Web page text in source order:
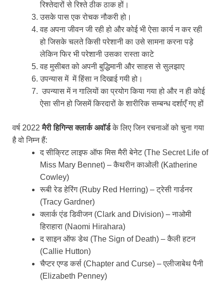
रिश्तेदारों से रिश्ते ठीक ठाक हों।
उसके पास एक रोचक नौकरी हो।
वह अपना जीवन जी रही हो और कोई भी ऐसा कार्य न कर रही
हो जिसके चलते किसी परेशानी का उसे सामना करना पड़े
लेकिन फिर भी परेशानी उसका रास्ता काटे
वह मुसीबत को अपनी बुद्धिमानी और साहस से सुलझाए
उपन्यास में में हिंसा न दिखाई गयी हो।
उपन्यास में न गालियों का प्रयोग किया गया हो और न ही कोई
ऐसा सीन हो जिसमें किरदारों के शारीरिक सम्बन्ध दर्शाएँ गए हों
वर्ष 2022मैरी हिगिन्स क्लार्क अवॉर्डके लिए जिन रचनाओं को चुना गया
है वो निम्न हैं:
द सीक्रिट लाइफ ऑफ मिस मैरी बेनेट (The Secret Life of
Miss Mary Bennet) – कैथरीन काओली (Katherine
Cowley)
रूबी रेड हेरिंग (Ruby Red Herring) – ट्रेसी गार्डनर
(Tracy Gardner)
क्लार्क एंड डिवीजन (Clark and Division) – नाओमी
हिराहारा (Naomi Hirahara)
द साइन ऑफ डेथ (The Sign of Death) – कैली हटन
(Callie Hutton)
चैप्टर एण्ड कर्स (Chapter and Curse) – एलीजाबेथ पैनी
(Elizabeth Penney)